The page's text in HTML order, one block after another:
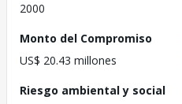
2000
Monto del Compromiso
US$ 20.43 millones
Riesgo ambiental y social